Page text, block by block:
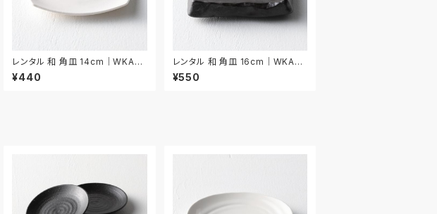
レンタル 和 角皿 14cm｜WKA03
5
¥440
レンタル 和 角皿 16cm｜WKA02
0
¥550